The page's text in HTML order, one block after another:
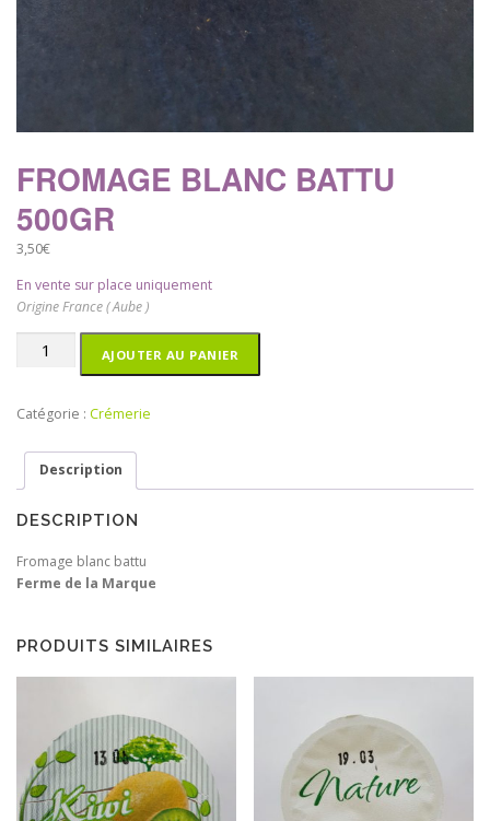
FROMAGE BLANC BATTU
500GR
3,50€
En vente sur place uniquement
Origine France ( Aube )
quantité
blanc
500gr
AJOUTER AU PANIER
Catégorie : Crémerie
Description
DESCRIPTION
Fromage blanc battu
Ferme de la Marque
PRODUITS SIMILAIRES